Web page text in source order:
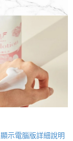
顯示電腦版詳細說明